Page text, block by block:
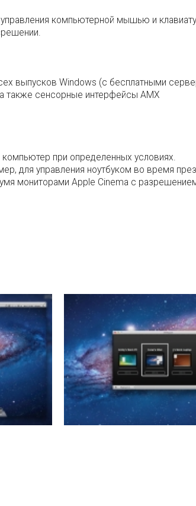
компьютерной мышью и
выпусков Windows (с бесплатными
также сенсорные интерфейсы AMX
при определенных условиях.
для управления ноутбуком во время
мониторами Apple Cinema с